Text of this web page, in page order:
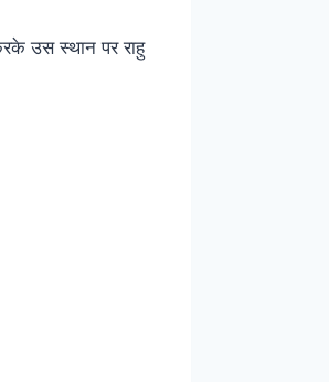
उस स्थान पर राहु